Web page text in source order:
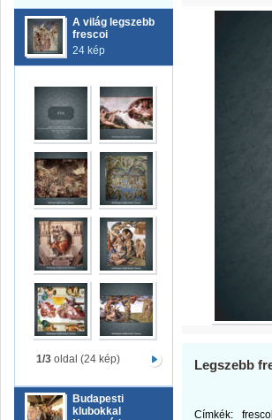
A világ legszebb
frescoi
24 kép
1/3oldal (24 kép)
Budapesti
klubokkal
Legszebb
Címkék: